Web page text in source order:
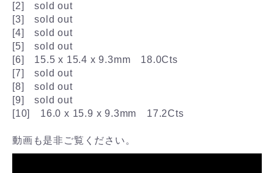
[2] sold out
[3] sold out
[4] sold out
[5] sold out
[6] 15.5 x 15.4 x 9.3mm 18.0Cts
[7] sold out
[8] sold out
[9] sold out
[10] 16.0 x 15.9 x 9.3mm 17.2Cts
動画も是非ご覧ください。